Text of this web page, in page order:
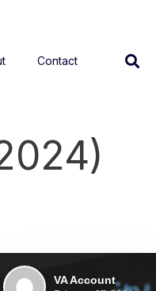
Contact
VA Account